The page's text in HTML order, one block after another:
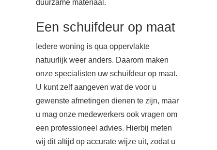
duurzame materiaal.
Een schuifdeur op maat
Iedere woning is qua oppervlakte
natuurlijk weer anders. Daarom maken
onze specialisten uw schuifdeur op maat.
U kunt zelf aangeven wat de voor u
gewenste afmetingen dienen te zijn, maar
u mag onze medewerkers ook vragen om
een professioneel advies. Hierbij meten
wij dit altijd op accurate wijze uit, zodat u